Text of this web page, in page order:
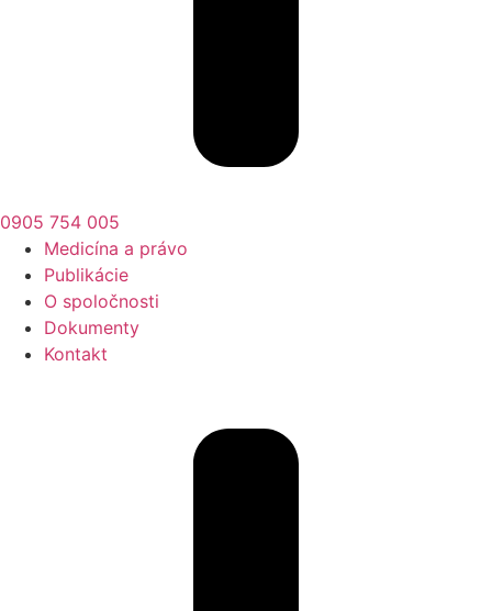
0905 754 005
Medicína a právo
Publikácie
O spoločnosti
Dokumenty
Kontakt